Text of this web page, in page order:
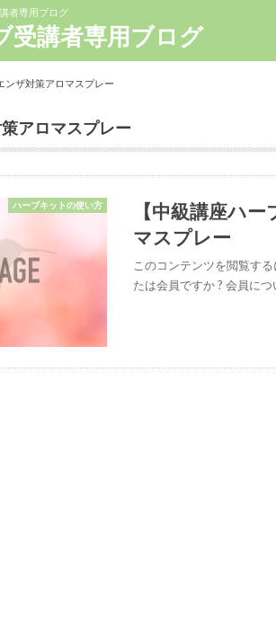
者専用ブログ
受講者専用ブログ
ンザ対策アロマスプレー
アロマスプレー
ハーブキットの使い方
【中級講座ハ
マスプレー
このコンテンツを閲覧す
たは会員ですか ? 会員につ